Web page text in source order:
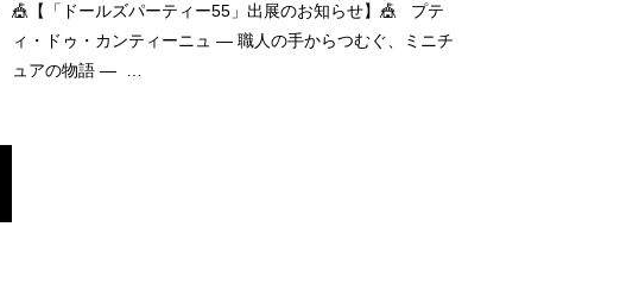
🎪【「ドールズパーティー55」出展のお知らせ】🎪 プテ
ィ・ドゥ・カンティーニュ — 職人の手からつむぐ、ミニチ
ュアの物語 — …